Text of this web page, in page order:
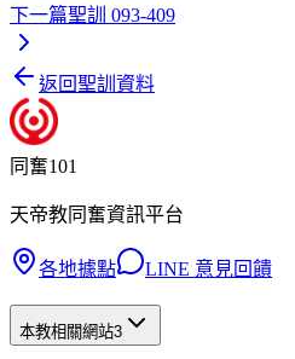
下一篇聖訓 093-409
返回聖訓資料
同奮101
天帝教同奮資訊平台
各地據點 LINE 意見回饋
本教相關網站3